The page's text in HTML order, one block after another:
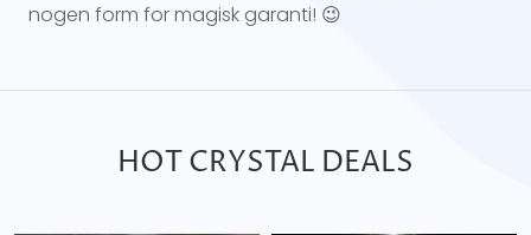
nogen form for magisk garanti! 😉
HOT CRYSTAL DEALS